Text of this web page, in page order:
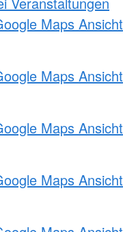
Maps Ansicht
Maps Ansicht
Maps Ansicht
Maps Ansicht